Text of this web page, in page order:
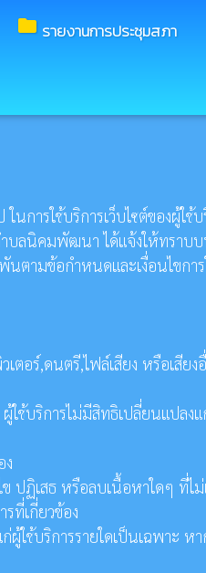
folder รายงานการประชุมสภา
รใช้บริการเว็บไซต์ของผู้ใช้
ลนิคมพัฒนา ได้แจ้งให้ทราบบ
ามข้อกำหนดและเงื่อนไขกา
ตอร์,ดนตรี,ไฟล์เสียง หรือเ
บริการไม่มีสิทธิเปลี่ยนแปลง
ปฏิเสธ หรือลบเนื้อหาใดๆ ที่
ที่เกี่ยวข้อง
ช้บริการรายใดเป็นเฉพาะ ห